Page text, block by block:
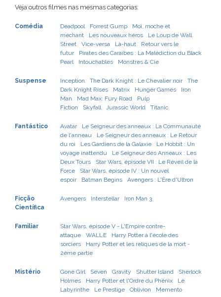
Veja outros filmes nas mesmas categorias:
Comédia Deadpool Forrest Gump
Moi, moche et
méchant
Les nouveaux héros
Le Loup de Wall
Street
Vice-versa Là-haut
Retour vers le
futur
Pirates des Caraïbes : La Malédiction du Black
Pearl
Intouchables Monstres & Cie
Suspense Inception The Dark Knight : Le Chevalier noir
The
Dark Knight Rises
Matrix Hunger Games
Iron
Man
Mad Max: Fury Road
Pulp
Fiction
Skyfall Jurassic World Titanic
Fantástico Avatar
Le Seigneur des anneaux : La Communauté
de l'anneau
Le Seigneur des anneaux : Le Retour
du roi
Les Gardiens de la Galaxie
Le Hobbit : Un
voyage inattendu
Le Seigneur des Anneaux : Les
Deux Tours
Star Wars, épisode VII : Le Réveil de la
Force
Star Wars, épisode IV : Un nouvel
espoir
Batman Begins Avengers : L'Ère d'Ultron
Ficção
Científica
Avengers Interstellar Iron Man 3
Familiar
Star Wars, épisode V - L'Empire contre-
attaque
WALL·E
Harry Potter à l'école des
sorciers
Harry Potter et les reliques de la mort -
2ème partie
Mistério Gone Girl Seven Gravity Shutter Island
Sherlock
Holmes
Harry Potter et l'Ordre du Phénix
Le
Labyrinthe
Le Prestige Oblivion Memento